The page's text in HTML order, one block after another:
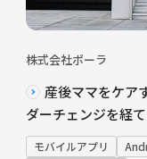
株式会社ポーラ
産後ママをケア
ダーチェンジを経
モバイルアプリ